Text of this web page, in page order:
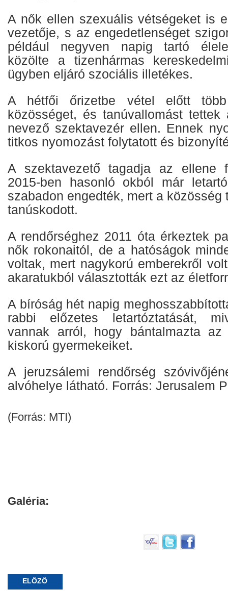
A nők ellen szexuális vétségeket is
vezetője, s az engedetlenséget
például negyven napig tartó
közölte a tizenhármas
ügyben eljáró szociális illetékes.
A hétfői őrizetbe vétel előtt
közösséget, és tanúvallomást tettek
nevező szektavezér ellen. Ennek
titkos nyomozást folytatott és
A szektavezető tagadja az ellene
2015-ben hasonló okból már
szabadon engedték, mert a közösség
tanúskodott.
A rendőrséghez 2011 óta érkeztek
nők rokonaitól, de a hatóságok
voltak, mert nagykorú emberekről
akaratukból választották ezt az
A bíróság hét napig
rabbi előzetes letartóztatását,
vannak arról, hogy bántalmazta
kiskorú gyermekeiket.
A jeruzsálemi rendőrség
alvóhelye látható. Forrás: Jerusalem
(Forrás: MTI)
Galéria:
ELŐZŐ